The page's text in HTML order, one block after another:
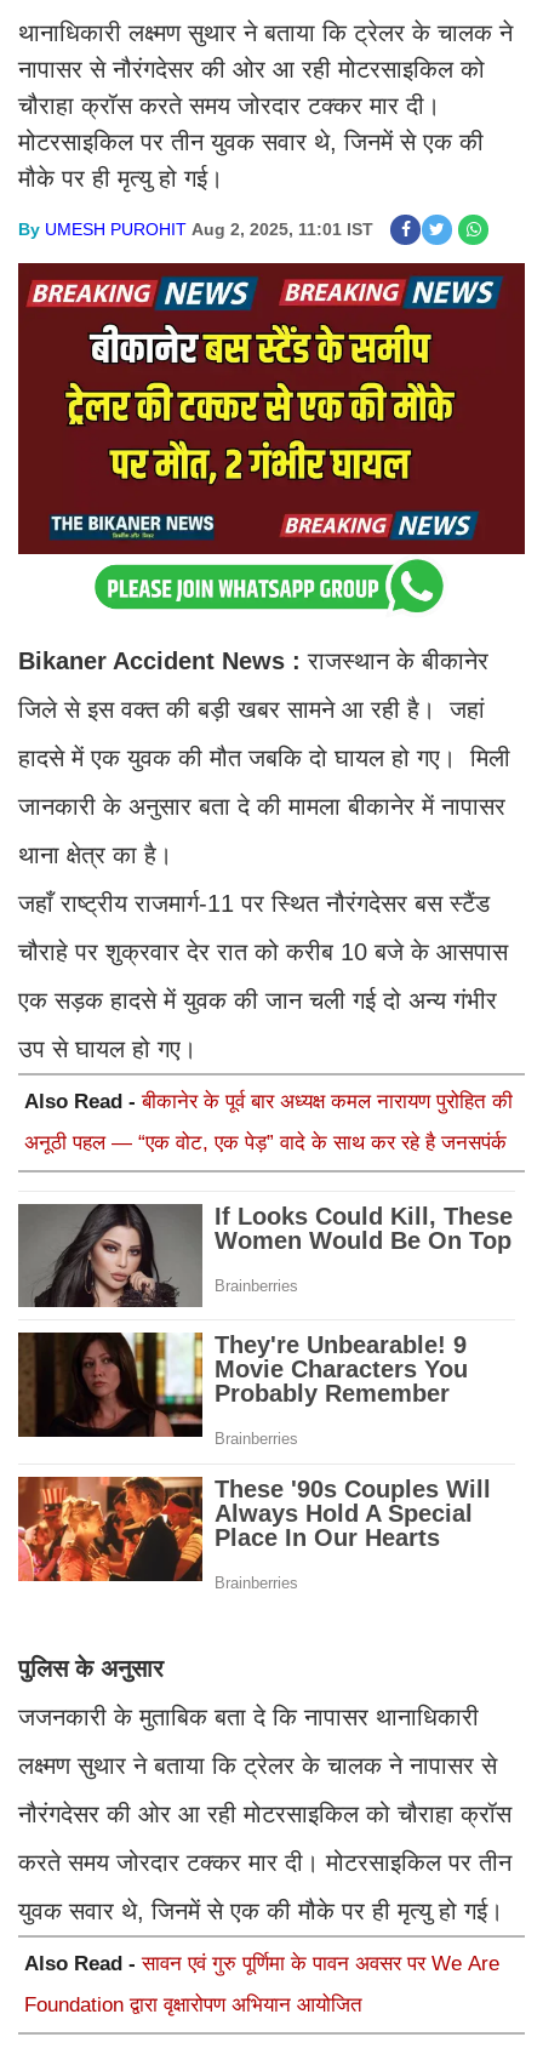
थानाधिकारी लक्ष्मण सुथार ने बताया कि ट्रेलर के चालक ने
नापासर से नौरंगदेसर की ओर आ रही मोटरसाइकिल को
चौराहा क्रॉस करते समय जोरदार टक्कर मार दी।
मोटरसाइकिल पर तीन युवक सवार थे, जिनमें से एक की
मौके पर ही मृत्यु हो गई।
By UMESH PUROHIT Aug 2, 2025, 11:01 IST
Bikaner Accident News : राजस्थान के बीकानेर
जिले से इस वक्त की बड़ी खबर सामने आ रही है। जहां
हादसे में एक युवक की मौत जबकि दो घायल हो गए। मिली
जानकारी के अनुसार बता दे की मामला बीकानेर में नापासर
थाना क्षेत्र का है।
जहाँ राष्ट्रीय राजमार्ग-11 पर स्थित नौरंगदेसर बस स्टैंड
चौराहे पर शुक्रवार देर रात को करीब 10 बजे के आसपास
एक सड़क हादसे में युवक की जान चली गई दो अन्य गंभीर
उप से घायल हो गए।
Also Read -बीकानेर के पूर्व बार अध्यक्ष कमल नारायण पुरोहित की
अनूठी पहल — “एक वोट, एक पेड़” वादे के साथ कर रहे है जनसपंर्क
पुलिस के अनुसार
जजनकारी के मुताबिक बता दे कि नापासर थानाधिकारी
लक्ष्मण सुथार ने बताया कि ट्रेलर के चालक ने नापासर से
नौरंगदेसर की ओर आ रही मोटरसाइकिल को चौराहा क्रॉस
करते समय जोरदार टक्कर मार दी। मोटरसाइकिल पर तीन
युवक सवार थे, जिनमें से एक की मौके पर ही मृत्यु हो गई।
Also Read -सावन एवं गुरु पूर्णिमा के पावन अवसर पर We Are
Foundation द्वारा वृक्षारोपण अभियान आयोजित